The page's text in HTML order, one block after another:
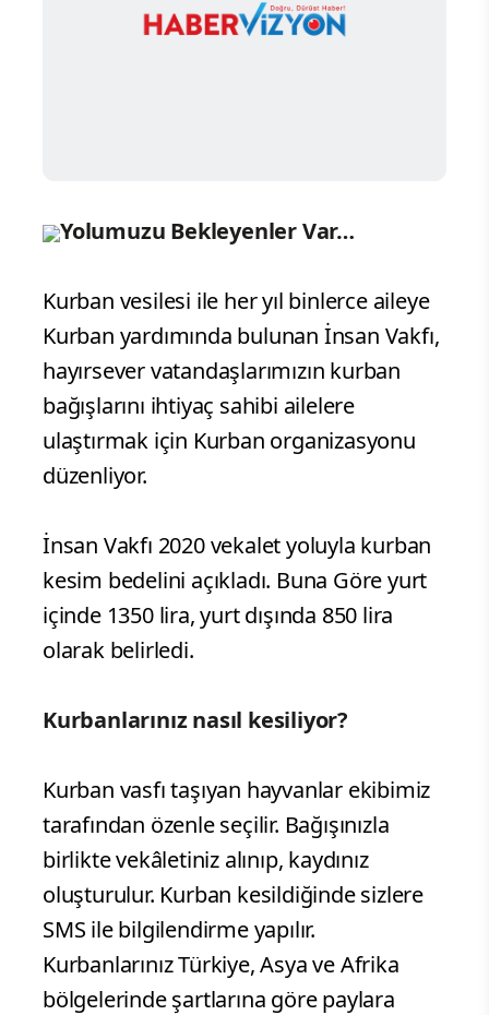
Yolumuzu Bekleyenler Var…
Kurban vesilesi ile her yıl binlerce aileye
Kurban yardımında bulunan İnsan Vakfı,
hayırsever vatandaşlarımızın kurban
bağışlarını ihtiyaç sahibi ailelere
ulaştırmak için Kurban organizasyonu
düzenliyor.
İnsan Vakfı 2020 vekalet yoluyla kurban
kesim bedelini açıkladı. Buna Göre yurt
içinde 1350 lira, yurt dışında 850 lira
olarak belirledi.
Kurbanlarınız nasıl kesiliyor?
Kurban vasfı taşıyan hayvanlar ekibimiz
tarafından özenle seçilir. Bağışınızla
birlikte vekâletiniz alınıp, kaydınız
oluşturulur. Kurban kesildiğinde sizlere
SMS ile bilgilendirme yapılır.
Kurbanlarınız Türkiye, Asya ve Afrika
bölgelerinde şartlarına göre paylara